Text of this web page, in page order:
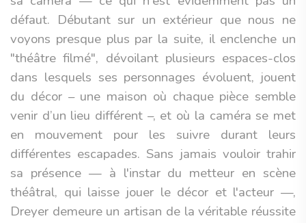
défaut. Débutant sur un extérieur que nous ne
voyons presque plus par la suite, il enclenche un
"théâtre filmé", dévoilant plusieurs espaces-clos
dans lesquels ses personnages évoluent, jouent
du décor – une maison où chaque pièce semble
venir d’un lieu différent –, et où la caméra se met
en mouvement pour les suivre durant leurs
différentes escapades. Sans jamais vouloir trahir
sa présence — à l'instar du metteur en scène
théâtral, qui laisse jouer le décor et l'acteur —,
Dreyer demeure un artisan de la véritable réussite